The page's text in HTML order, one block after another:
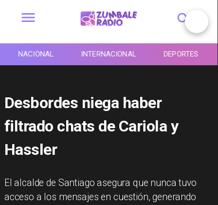
NACIONAL INTERNACIONAL DEPORTES
Desbordes niega haber
filtrado chats de Cariola y
Hassler
El alcalde de Santiago asegura que nunca tuvo
acceso a los mensajes en cuestión, generando